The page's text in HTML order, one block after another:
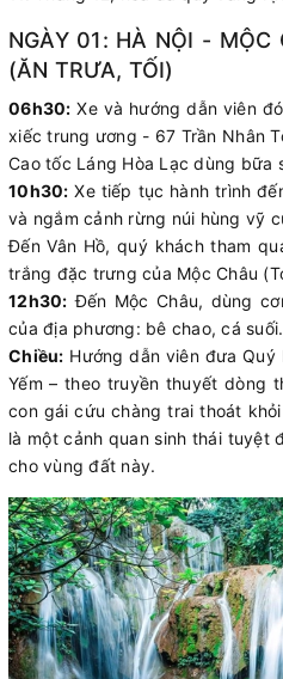
NGÀY 01: HÀ NỘI - MỘC
(ĂN TRƯA, TỐI)
06h30: Xe và hướng dẫn viên
xiếc trung ương - 67 Trần Nhân
Cao tốc Láng Hòa Lạc dùng bữa
10h30: Xe tiếp tục hành trình
và ngắm cảnh rừng núi hùng vỹ
Đến Vân Hồ, quý khách tham
trắng đặc trưng của Mộc Châu
12h30: Đến Mộc Châu, dùng
của địa phương: bê chao, cá
Chiều: Hướng dẫn viên đưa
Yếm – theo truyền thuyết dòng
con gái cứu chàng trai thoát
là một cảnh quan sinh thái tuyệt
cho vùng đất này.